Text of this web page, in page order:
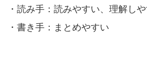
・読み手：読みやすい、理解し
・書き手：まとめやすい